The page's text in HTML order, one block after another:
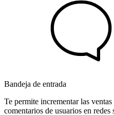
Bandeja de entrada
Te permite incrementar las
comentarios de usuarios en redes